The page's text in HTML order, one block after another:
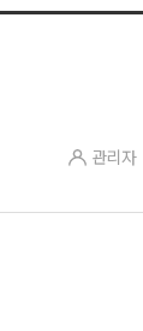
관리자